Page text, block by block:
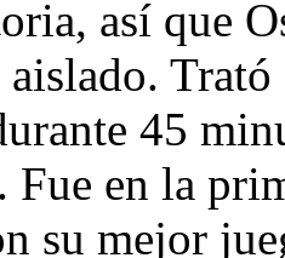
así que
45
Fue en la
su mejor